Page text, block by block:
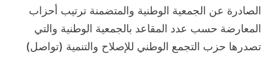
الصادرة عن الجمعية الوطنية والمتضمنة ترتيب أحزاب
المعارضة حسب عدد المقاعد بالجمعية الوطنية والتي
تصدرها حزب التجمع الوطني للإصلاح والتنمية (تواصل)